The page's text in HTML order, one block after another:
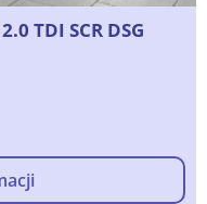
TDI SCR DSG